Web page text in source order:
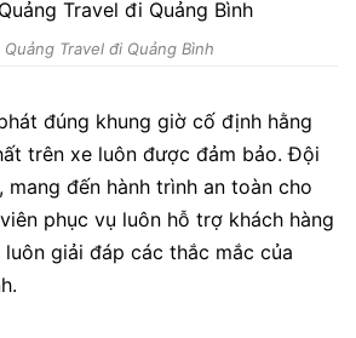
Quảng Travel đi Quảng Bình
đúng khung giờ cố định hằng
trên xe luôn được đảm bảo. Đội
mang đến hành trình an toàn cho
phục vụ luôn hỗ trợ khách hàng
luôn giải đáp các thắc mắc của